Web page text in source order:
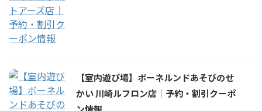
【室内遊び場】ボーネルンドあそびのせ
かい 川崎ルフロン店｜予約・割引クーポ